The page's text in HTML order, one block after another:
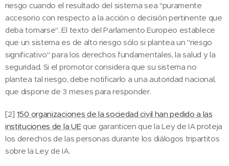
riesgo cuando el resultado del sistema sea "puramente
accesorio con respecto a la acción o decisión pertinente que
deba tomarse". El texto del Parlamento Europeo establece
que un sistema es de alto riesgo sólo si plantea un "riesgo
significativo" para los derechos fundamentales, la salud y la
seguridad. Si el promotor considera que su sistema no
plantea tal riesgo, debe notificarlo a una autoridad nacional,
que dispone de 3 meses para responder.
[2] 150 organizaciones de la sociedad civil han pedido a las
instituciones de la UEque garanticen que la Ley de IA proteja
los derechos de las personas durante los diálogos tripartitos
sobre la Ley de IA.